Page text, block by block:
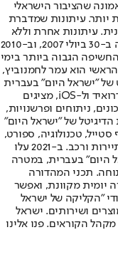
שהציבור הישראלי
יותר. עיתונות שמדברת
עיתונות אחרת וללא
תשלום. המהדורה המודפסת הראשונה פורסמה ב-30 ביולי 2007, וב-2010
הגבוה ביותר בימי
הוא עמר לחמנוביץ,
של "ישראל היום" בעברית
ובאנגלית, כמו כן היישומונים (אפליקציות) לאנדרואיד ול-iOS, מציגים
ניתוחים ופרשנויות,
הדיגיטל של "ישראל היום"
סטייל, טכנולוגיה, ספורט,
כלכלה וצרכנות, בריאות, חיילים, אוכל, יהדות, תיירות ורכב. ב-2021 עלו
היום" בעברית, במטרה
תכני המהדורה
יומית מקוונת, ואפשר
"הקליקה של ישראל
ושירותים. ישראל
הקוראים. פנו אלינו